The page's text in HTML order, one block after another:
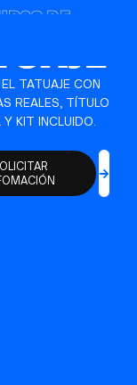
DE
TATUAJE CON
REALES, TÍTULO
Y KIT INCLUIDO.